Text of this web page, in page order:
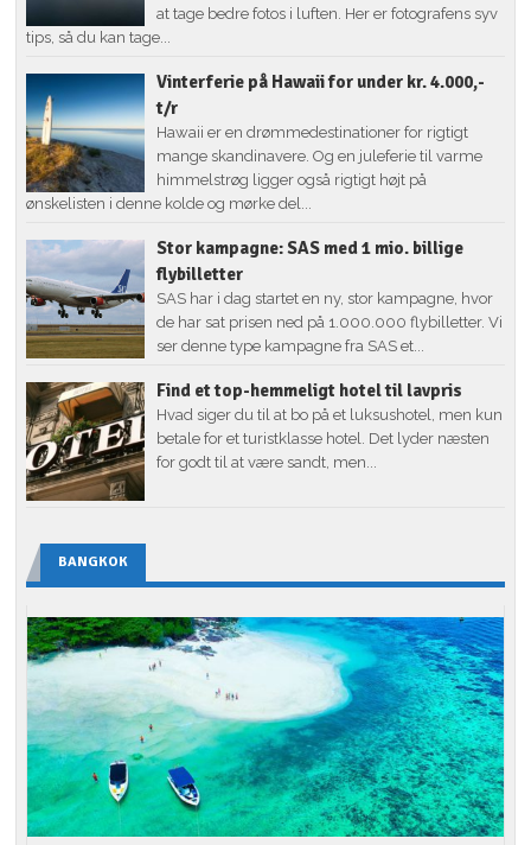
at tage bedre fotos i luften. Her er fotografens syv
tips, så du kan tage...
Vinterferie på Hawaii for under kr. 4.000,-
t/r
Hawaii er en drømmedestinationer for rigtigt
mange skandinavere. Og en juleferie til varme
himmelstrøg ligger også rigtigt højt på
ønskelisten i denne kolde og mørke del...
Stor kampagne: SAS med 1 mio. billige
flybilletter
SAS har i dag startet en ny, stor kampagne, hvor
de har sat prisen ned på 1.000.000 flybilletter. Vi
ser denne type kampagne fra SAS et...
Find et top-hemmeligt hotel til lavpris
Hvad siger du til at bo på et luksushotel, men kun
betale for et turistklasse hotel. Det lyder næsten
for godt til at være sandt, men...
BANGKOK